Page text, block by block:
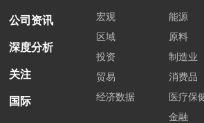
公司资讯
深度分析
关注
国际
宏观
区域
投资
贸易
经济数据
能源
原料
制造业
消费品
医疗保
金融